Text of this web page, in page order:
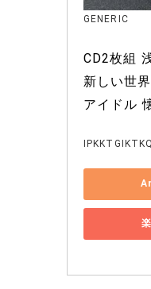
GENERIC
CD2枚組
新しい世
アイドル